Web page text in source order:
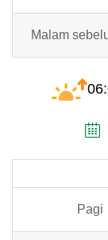
Malam
Pagi